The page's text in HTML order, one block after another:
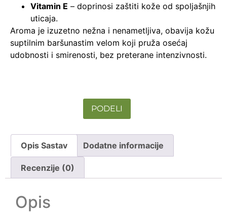
Vitamin E – doprinosi zaštiti kože od spoljašnjih
uticaja.
Aroma je izuzetno nežna i nenametljiva, obavija kožu
suptilnim baršunastim velom koji pruža osećaj
udobnosti i smirenosti, bez preterane intenzivnosti.
PODELI
Opis Sastav Dodatne informacije
Recenzije (0)
Opis